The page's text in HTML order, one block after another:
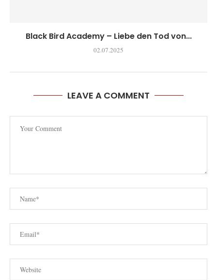
Black Bird Academy – Liebe den Tod von...
02.07.2025
LEAVE A COMMENT